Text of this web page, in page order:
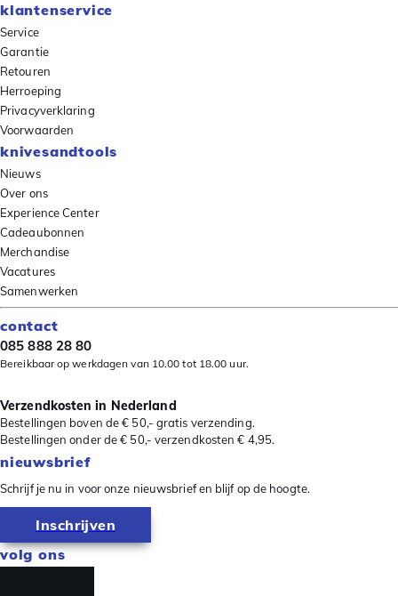
klantenservice
Service
Garantie
Retouren
Herroeping
Privacyverklaring
Voorwaarden
knivesandtools
Nieuws
Over ons
Experience Center
Cadeaubonnen
Merchandise
Vacatures
Samenwerken
contact
085 888 28 80
Bereikbaar op werkdagen van 10.00 tot 18.00 uur.
Verzendkosten in Nederland
Bestellingen boven de € 50,- gratis verzending.
Bestellingen onder de € 50,- verzendkosten € 4,95.
nieuwsbrief
Schrijf je nu in voor onze nieuwsbrief en blijf op de hoogte.
Inschrijven
volg ons